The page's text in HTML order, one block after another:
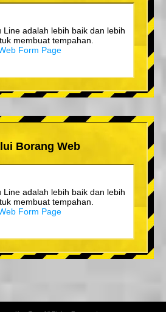
Line adalah lebih baik dan lebih
membuat tempahan.
Form Page
Borang Web
Line adalah lebih baik dan lebih
membuat tempahan.
Form Page